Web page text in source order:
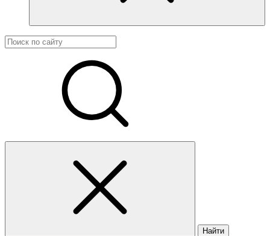
Найти